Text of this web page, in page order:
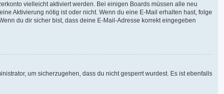
vielleicht aktiviert werden. Bei einigen Boards müssen alle neu
Aktivierung nötig ist oder nicht. Wenn du eine E-Mail erhalten hast, folge
du dir sicher bist, dass deine E-Mail-Adresse korrekt eingegeben
um sicherzugehen, dass du nicht gesperrt wurdest. Es ist ebenfalls